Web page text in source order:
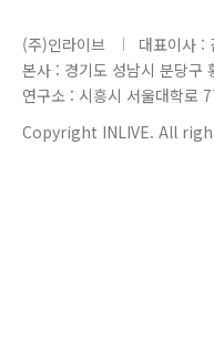
(주)인라이브 대표이사 :
본사 : 경기도 성남시 분당구
연구소 : 시흥시 서울대학로
Copyright INLIVE. All